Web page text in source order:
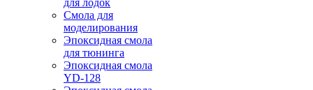
для лодок
Смола для
моделирования
Эпоксидная смола
для тюнинга
Эпоксидная смола
YD-128